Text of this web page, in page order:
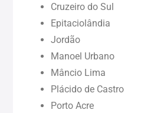
Paraíba (PB)
Piauí (PI)
Cruzeiro do Sul
Epitaciolândia
Jordão
Manoel Urbano
Mâncio Lima
Plácido de Castro
Porto Acre